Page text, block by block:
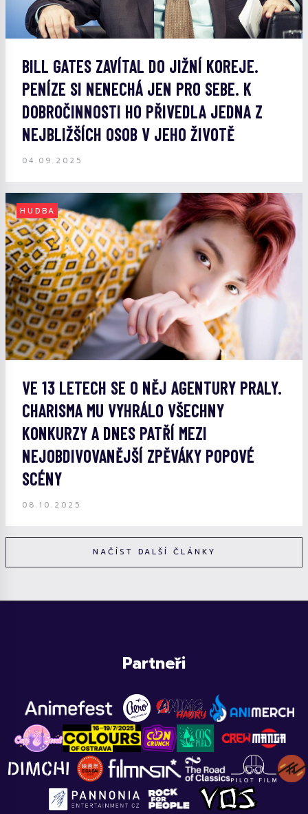
BILL GATES ZAVÍTAL DO JIŽNÍ KOREJE.
PENÍZE SI NENECHÁ JEN PRO SEBE. K
DOBROČINNOSTI HO PŘIVEDLA JEDNA Z
NEJBLIŽŠÍCH OSOB V JEHO ŽIVOTĚ
04.09.2025
HUDBA
VE 13 LETECH SE O NĚJ AGENTURY PRALY.
CHARISMA MU VYHRÁLO VŠECHNY
KONKURZY A DNES PATŘÍ MEZI
NEJOBDIVOVANĚJŠÍ ZPĚVÁKY POPOVÉ
SCÉNY
08.10.2025
NAČÍST DALŠÍ ČLÁNKY
Partneři